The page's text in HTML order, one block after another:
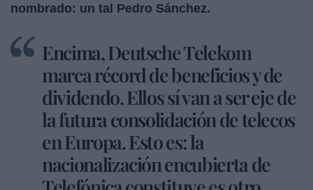
nombrado: un tal Pedro Sánchez.
Encima, Deutsche Telekom
marca récord de beneficios y de
dividendo. Ellos sí van a ser eje de
la futura consolidación de telecos
en Europa. Esto es: la
nacionalización encubierta de